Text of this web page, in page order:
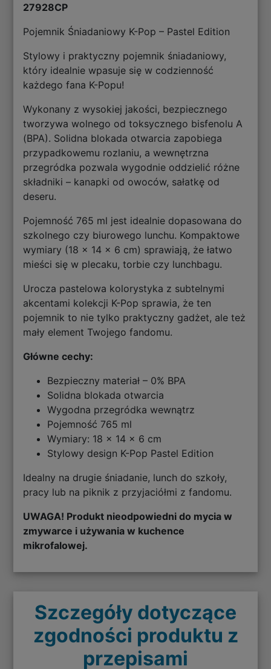
27928CP
Pojemnik Śniadaniowy K-Pop – Pastel Edition
Stylowy i praktyczny pojemnik śniadaniowy,
który idealnie wpasuje się w codzienność
każdego fana K-Popu!
Wykonany z wysokiej jakości, bezpiecznego
tworzywa wolnego od toksycznego bisfenolu A
(BPA). Solidna blokada otwarcia zapobiega
przypadkowemu rozlaniu, a wewnętrzna
przegródka pozwala wygodnie oddzielić różne
składniki – kanapki od owoców, sałatkę od
deseru.
Pojemność 765 ml jest idealnie dopasowana do
szkolnego czy biurowego lunchu. Kompaktowe
wymiary (18 × 14 × 6 cm) sprawiają, że łatwo
mieści się w plecaku, torbie czy lunchbagu.
Urocza pastelowa kolorystyka z subtelnymi
akcentami kolekcji K-Pop sprawia, że ten
pojemnik to nie tylko praktyczny gadżet, ale też
mały element Twojego fandomu.
Główne cechy:
Bezpieczny materiał – 0% BPA
Solidna blokada otwarcia
Wygodna przegródka wewnątrz
Pojemność 765 ml
Wymiary: 18 × 14 × 6 cm
Stylowy design K-Pop Pastel Edition
Idealny na drugie śniadanie, lunch do szkoły,
pracy lub na piknik z przyjaciółmi z fandomu.
UWAGA! Produkt nieodpowiedni do mycia w
zmywarce i używania w kuchence
mikrofalowej.
Szczegóły dotyczące
zgodności produktu z
przepisami